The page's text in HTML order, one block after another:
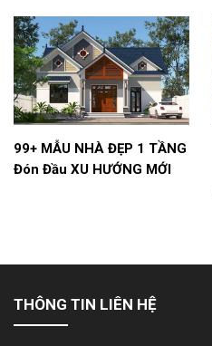
99+ MẪU NHÀ ĐẸP 1 TẦNG
Đón Đầu XU HƯỚNG MỚI
THÔNG TIN LIÊN HỆ